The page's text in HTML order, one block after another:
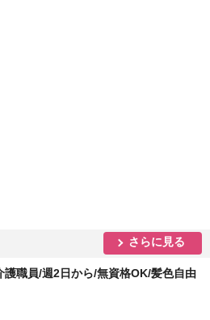
さらに見る
護職員/週2日から/無資格OK/髪色自由